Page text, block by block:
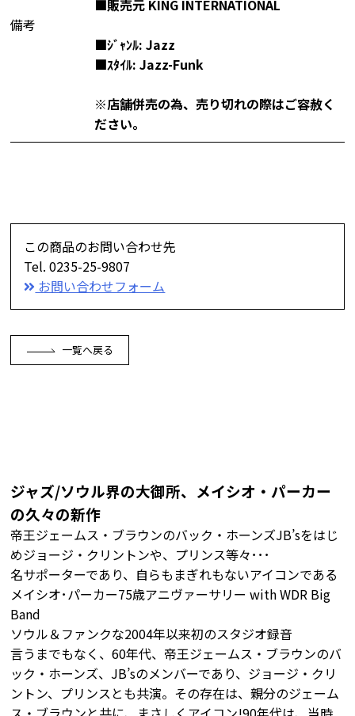
備考
■販売元 KING INTERNATIONAL
■ｼﾞｬﾝﾙ: Jazz
■ｽﾀｲﾙ: Jazz-Funk
※店舗併売の為、売り切れの際はご容赦く
ださい。
この商品のお問い合わせ先
Tel. 0235-25-9807
お問い合わせフォーム
一覧へ戻る
ジャズ/ソウル界の大御所、メイシオ・パーカー
の久々の新作
帝王ジェームス・ブラウンのバック・ホーンズJB’sをはじ
めジョージ・クリントンや、プリンス等々･･･
名サポーターであり、自らもまぎれもないアイコンである
メイシオ･パーカー75歳アニヴァーサリー with WDR Big
Band
ソウル＆ファンクな2004年以来初のスタジオ録音
言うまでもなく、60年代、帝王ジェームス・ブラウンのバ
ック・ホーンズ、JB’sのメンバーであり、ジョージ・クリ
ントン、プリンスとも共演。その存在は、親分のジェーム